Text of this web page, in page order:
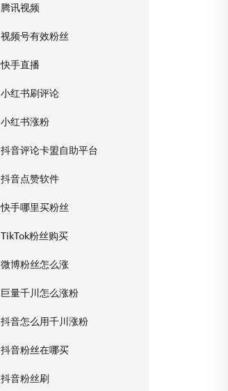
腾讯视频
视频号有效粉丝
快手直播
小红书刷评论
小红书涨粉
抖音评论卡盟自助平台
抖音点赞软件
快手哪里买粉丝
TikTok粉丝购买
微博粉丝怎么涨
巨量千川怎么涨粉
抖音怎么用千川涨粉
抖音粉丝在哪买
抖音粉丝刷